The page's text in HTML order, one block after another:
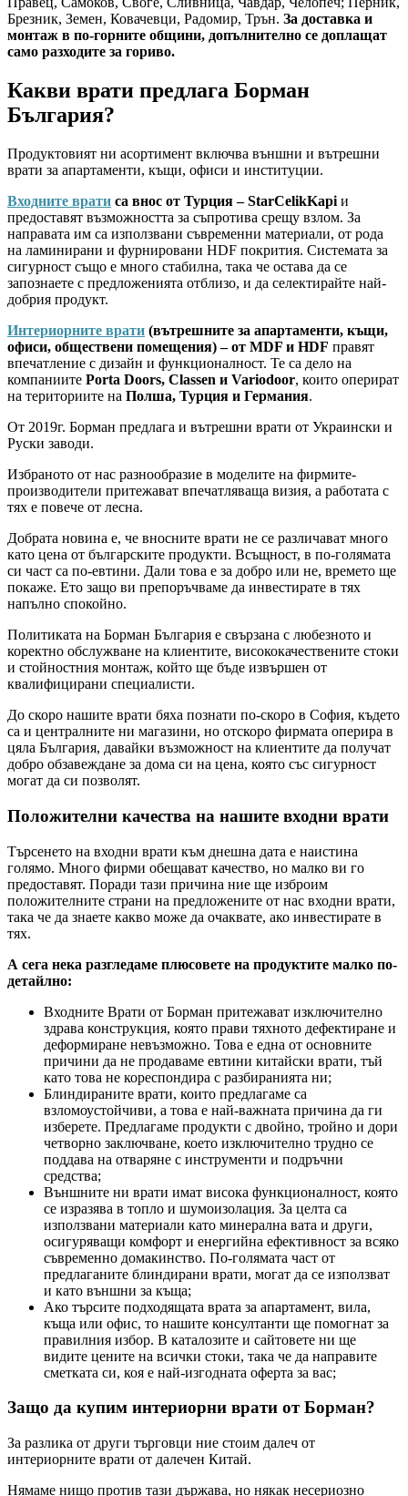
Брезник, Земен, Ковачевци, Радомир, Трън. За доставка и
монтаж в по-горните общини, допълнително се доплащат
само разходите за гориво.
Какви врати предлага Борман
България?
Продуктовият ни асортимент включва външни и вътрешни
врати за апартаменти, къщи, офиси и институции.
Входните врати са внос от Турция – StarCelikKapi и
предоставят възможността за съпротива срещу взлом. За
направата им са използвани съвременни материали, от рода
на ламинирани и фурнировани HDF покрития. Системата за
сигурност също е много стабилна, така че остава да се
запознаете с предложенията отблизо, и да селектирайте най-
добрия продукт.
Интериорните врати (вътрешните за апартаменти, къщи,
офиси, обществени помещения) – от MDF и HDF правят
впечатление с дизайн и функционалност. Те са дело на
компаниите Porta Doors, Classen и Variodoor, които оперират
на териториите на Полша, Турция и Германия.
От 2019г. Борман предлага и вътрешни врати от Украински и
Руски заводи.
Избраното от нас разнообразие в моделите на фирмите-
производители притежават впечатляваща визия, а работата с
тях е повече от лесна.
Добрата новина е, че вносните врати не се различават много
като цена от българските продукти. Всъщност, в по-голямата
си част са по-евтини. Дали това е за добро или не, времето ще
покаже. Ето защо ви препоръчваме да инвестирате в тях
напълно спокойно.
Политиката на Борман България е свързана с любезното и
коректно обслужване на клиентите, висококачествените стоки
и стойностния монтаж, който ще бъде извършен от
квалифицирани специалисти.
До скоро нашите врати бяха познати по-скоро в София, където
са и централните ни магазини, но отскоро фирмата оперира в
цяла България, давайки възможност на клиентите да получат
добро обзавеждане за дома си на цена, която със сигурност
могат да си позволят.
Положителни качества на нашите входни врати
Търсенето на входни врати към днешна дата е наистина
голямо. Много фирми обещават качество, но малко ви го
предоставят. Поради тази причина ние ще изброим
положителните страни на предложените от нас входни врати,
така че да знаете какво може да очаквате, ако инвестирате в
тях.
А сега нека разгледаме плюсовете на продуктите малко по-
детайлно:
Входните Врати от Борман притежават изключително
здрава конструкция, която прави тяхното дефектиране и
деформиране невъзможно. Това е една от основните
причини да не продаваме евтини китайски врати, тъй
като това не кореспондира с разбиранията ни;
Блиндираните врати, които предлагаме са
взломоустойчиви, а това е най-важната причина да ги
изберете. Предлагаме продукти с двойно, тройно и дори
четворно заключване, което изключително трудно се
поддава на отваряне с инструменти и подръчни
средства;
Външните ни врати имат висока функционалност, която
се изразява в топло и шумоизолация. За целта са
използвани материали като минерална вата и други,
осигуряващи комфорт и енергийна ефективност за всяко
съвременно домакинство. По-голямата част от
предлаганите блиндирани врати, могат да се използват
и като външни за къща;
Ако търсите подходящата врата за апартамент, вила,
къща или офис, то нашите консултанти ще помогнат за
правилния избор. В каталозите и сайтовете ни ще
видите цените на всички стоки, така че да направите
сметката си, коя е най-изгодната оферта за вас;
Защо да купим интериорни врати от Борман?
За разлика от други търговци ние стоим далеч от
интериорните врати от далечен Китай.
Нямаме нищо против тази държава, но някак несериозно